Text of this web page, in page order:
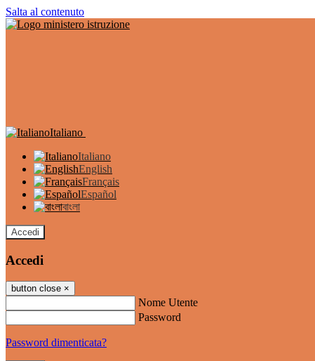
Salta al contenuto
Italiano
Italiano
English
Français
Español
বাংলা
Accedi
Accedi
button close ×
Nome Utente
Password
Password dimenticata?